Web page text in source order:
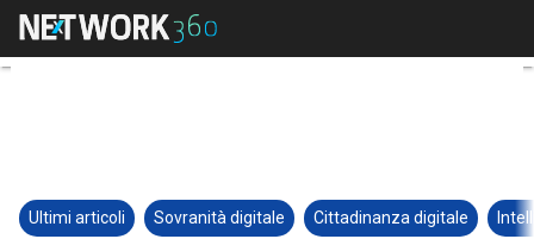
Ultimi articoli Sovranità digitale Cittadinanza digitale